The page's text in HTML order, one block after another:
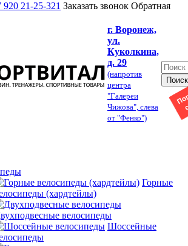
920 21-25-321 Заказать звонок Обратная
г. Воронеж,
ул.
Куколкина,
д. 29
(напротив
центра
"Галереи
Чижова", слева
от "Фенко")
Горные
(хардтейлы)
велосипеды
Шоссейные